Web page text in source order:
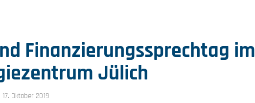
Finanzierungssprechtag im
Jülich
Oktober 2019